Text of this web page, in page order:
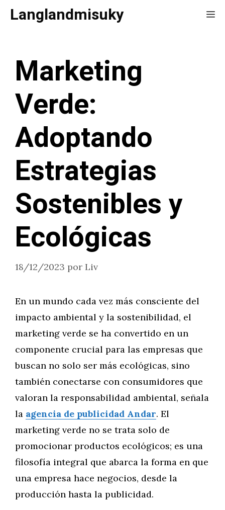
SaltarLanglandmisuky
Marketing
Verde:
Adoptando
Estrategias
Sostenibles y
Ecológicas
18/12/2023 por Liv
En un mundo cada vez más consciente del
impacto ambiental y la sostenibilidad, el
marketing verde se ha convertido en un
componente crucial para las empresas que
buscan no solo ser más ecológicas, sino
también conectarse con consumidores que
valoran la responsabilidad ambiental, señala
la agencia de publicidad Andar. El
marketing verde no se trata solo de
promocionar productos ecológicos; es una
filosofía integral que abarca la forma en que
una empresa hace negocios, desde la
producción hasta la publicidad.